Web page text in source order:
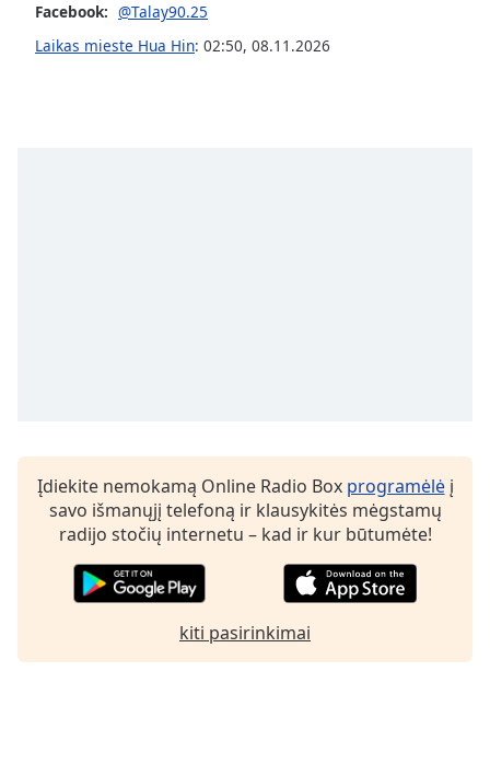
Opacity
Modal
Facebook: @Talay90.25
Laikas mieste Hua Hin: 02:50, 08.11.2026
Įdiekite nemokamą Online Radio Box programėlėį
savo išmanųjį telefoną ir klausykitės mėgstamų
radijo stočių internetu – kad ir kur būtumėte!
kiti pasirinkimai